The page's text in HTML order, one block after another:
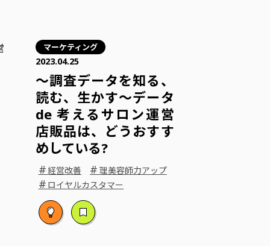
マーケティング
2023.04.25
～調査データを知る、
読む、生かす～データ
de 考えるサロン運営
店販品は、どうおすす
めしている?
# 経営改善 # 理美容師力アップ
# ロイヤルカスタマー